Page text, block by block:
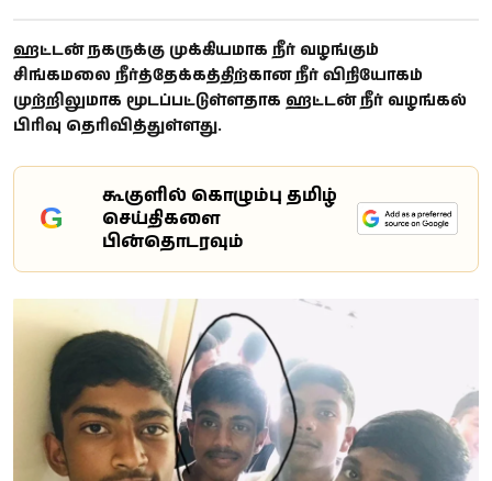
ஹட்டன் நகருக்கு முக்கியமாக நீர் வழங்கும்
சிங்கமலை நீர்த்தேக்கத்திற்கான நீர் விநியோகம்
முற்றிலுமாக மூடப்பட்டுள்ளதாக ஹட்டன் நீர் வழங்கல்
பிரிவு தெரிவித்துள்ளது.
G
கூகுளில் கொழும்பு தமிழ்
செய்திகளை
பின்தொடரவும்